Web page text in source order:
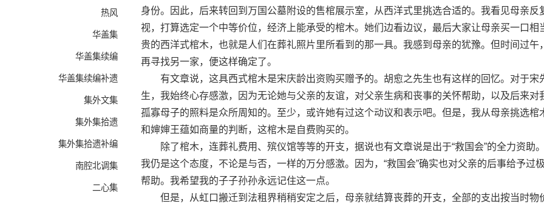
热风
华盖集
华盖集续编
华盖集续编补遗
集外文集
集外集拾遗
集外集拾遗补编
南腔北调集
二心集
身份。因此，后来转回到万国公墓附设的售棺展示室，从西洋式里挑选合适的。我看见母亲反
视，打算选定一个中等价位，经济上能承受的棺木。她们边看边议，最后大家让母亲买一口相
贵的西洋式棺木，也就是人们在葬礼照片里所看到的那一具。我感到母亲的犹豫。但时间过午
再寻找另一家，便这样确定了。
有文章说，这具西式棺木是宋庆龄出资购买赠予的。胡愈之先生也有这样的回忆。对于宋
生，我始终心存感激，因为无论她与父亲的友谊，对父亲生病和丧事的关怀帮助，以及后来对
孤寡母子的照料是众所周知的。至少，或许她有过这个动议和表示吧。但是，我从母亲挑选棺
和婶婶王蕴如商量的判断，这棺木是自费购买的。
除了棺木，连葬礼费用、殡仪馆等等的开支，据说也有文章说是出于“救国会”的全力资助
我仍是这个态度，不论是与否，一样的万分感激。因为，“救国会”确实也对父亲的后事给予过
帮助。我希望我的子子孙孙永远记住这一点。
但是，从虹口搬迁到法租界稍稍安定之后，母亲就结算丧葬的开支，全部的支出按当时物